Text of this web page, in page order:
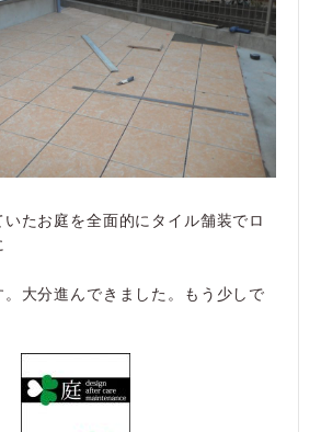
たお庭を全面的にタイル舗装でロ
大分進んできました。もう少しで